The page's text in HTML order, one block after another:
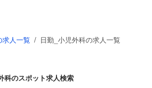
求人一覧 / 日勤_小児外科の求人一覧
科のスポット求人検索